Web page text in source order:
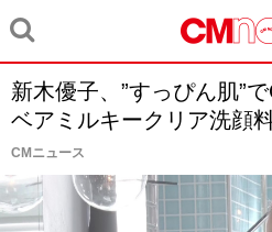
新木優子、”すっぴん肌”
ベアミルキークリア洗顔
CMニュース